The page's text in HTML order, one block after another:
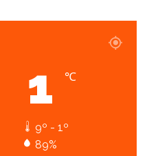
1 ℃
9º - 1º
89%